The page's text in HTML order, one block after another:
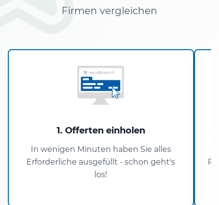
Firmen vergleichen
1. Offerten einholen
In wenigen Minuten haben Sie alles
Erforderliche ausgefüllt - schon geht's
los!